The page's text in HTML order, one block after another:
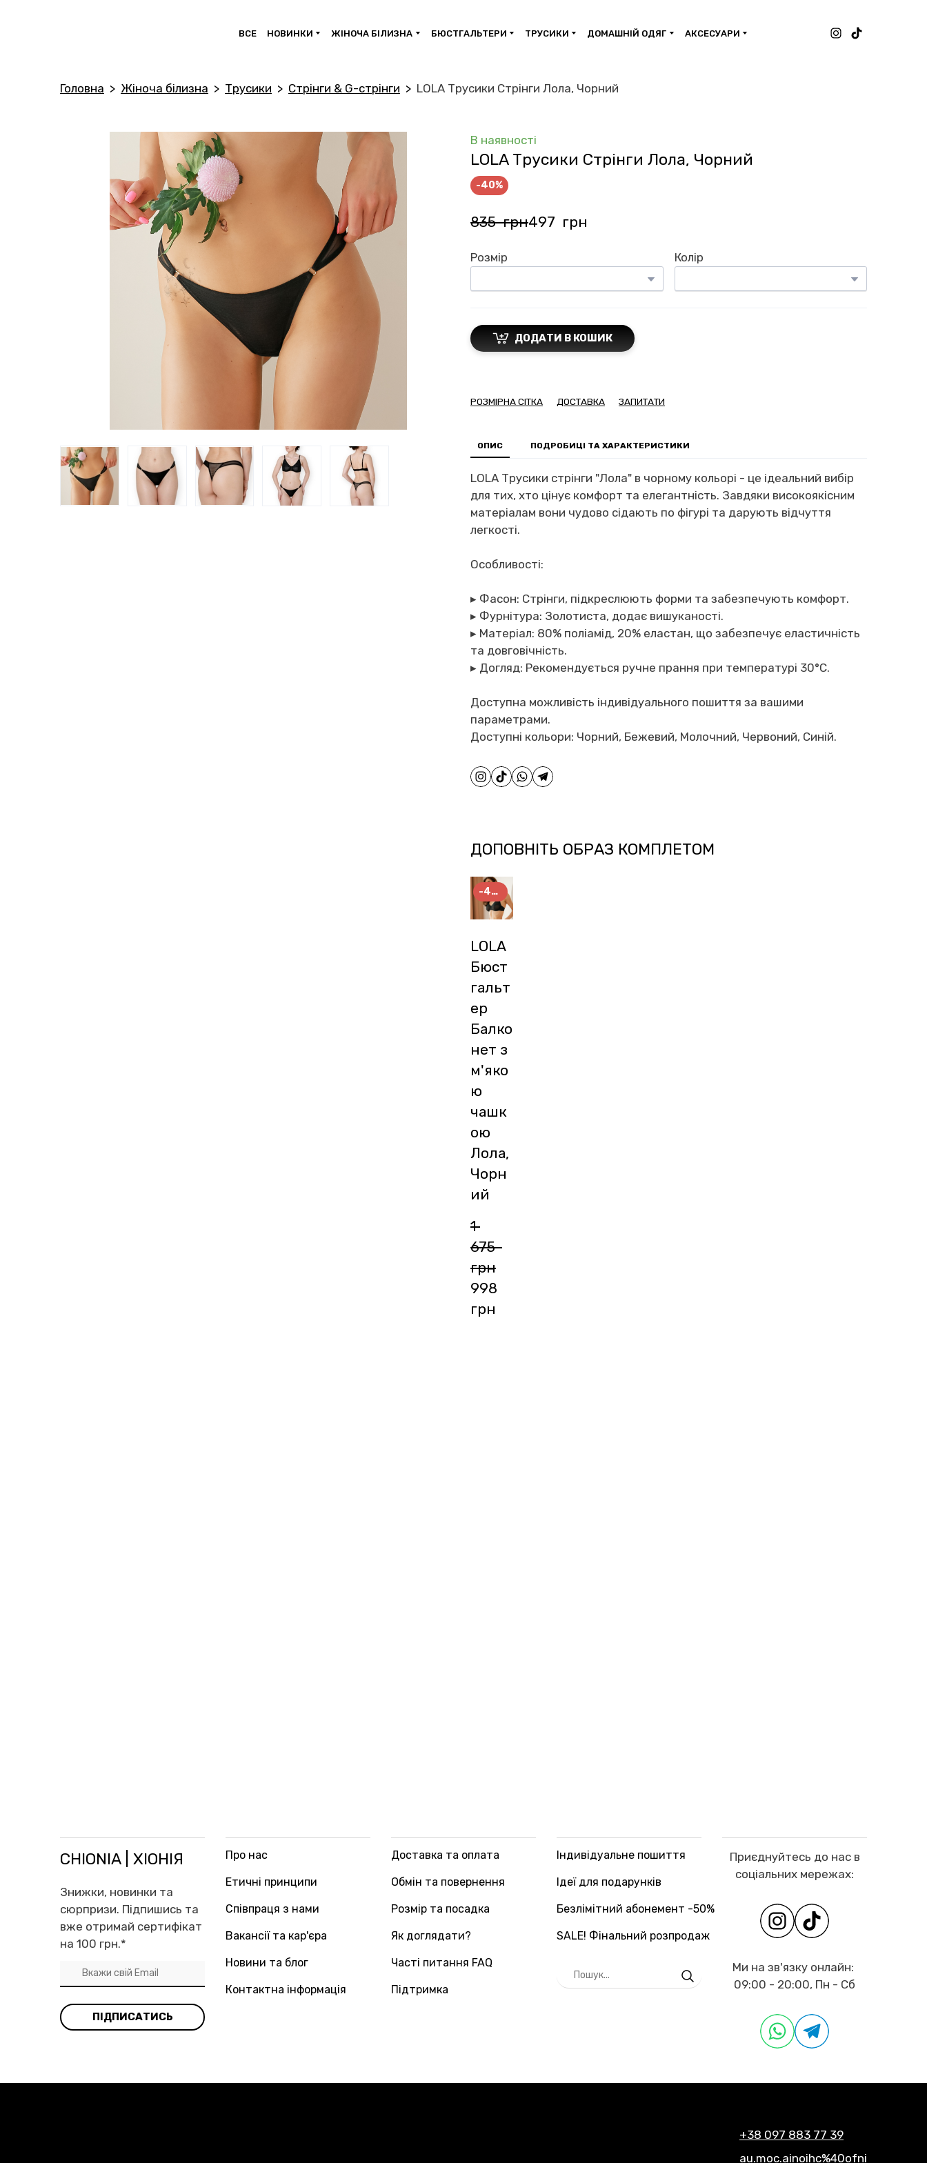
ВСЕ НОВИНКИ ЖІНОЧА БІЛИЗНА БЮСТГАЛЬТЕРИ ТРУСИКИ ДОМАШНІЙ ОДЯГ АКСЕСУАРИ
Головна Жіноча білизна Трусики Стрінги & G-стрінги LOLA Трусики Стрінги Лола, Чорний
В наявності
LOLA Трусики Стрінги Лола, Чорний
-40%
835  грн497  грн
Розмір Колір
ДОДАТИ В КОШИК
РОЗМІРНА СІТКА ДОСТАВКА ЗАПИТАТИ
ОПИС ПОДРОБИЦІ ТА ХАРАКТЕРИСТИКИ
LOLA Трусики стрінги "Лола" в чорному кольорі - це ідеальний вибір
для тих, хто цінує комфорт та елегантність. Завдяки високоякісним
матеріалам вони чудово сідають по фігурі та дарують відчуття
легкості.
Особливості:
▸ Фасон: Стрінги, підкреслюють форми та забезпечують комфорт.
▸ Фурнітура: Золотиста, додає вишуканості.
▸ Матеріал: 80% поліамід, 20% еластан, що забезпечує еластичність
та довговічність.
▸ Догляд: Рекомендується ручне прання при температурі 30°C.
Доступна можливість індивідуального пошиття за вашими
параметрами.
Доступні кольори: Чорний, Бежевий, Молочний, Червоний, Синій.
ДОПОВНІТЬ ОБРАЗ КОМПЛЕТОМ
-40%
LOLA
Бюст
гальт
ер
Балко
нет з
м'яко
ю
чашк
ою
Лола,
Чорн
ий
1
675
грн
998
грн
CHIONIA | ХІОНІЯ
Знижки, новинки та
сюрпризи. Підпишись та
вже отримай сертифікат
на 100 грн.*
ПІДПИСАТИСЬ
Про нас
Етичні принципи
Співпраця з нами
Вакансії та кар'єра
Новини та блог
Контактна інформація
Доставка та оплата
Обмін та повернення
Розмір та посадка
Як доглядати?
Часті питання FAQ
Підтримка
Індивідуальне пошиття
Ідеї для подарунків
Безлімітний абонемент -50%
SALE! Фінальний розпродаж
Приєднуйтесь до нас в
соціальних мережах:
Ми на зв'язку онлайн:
09:00 - 20:00, Пн - Сб
+38 097 883 77 39
au.moc.ainoihc%40ofni